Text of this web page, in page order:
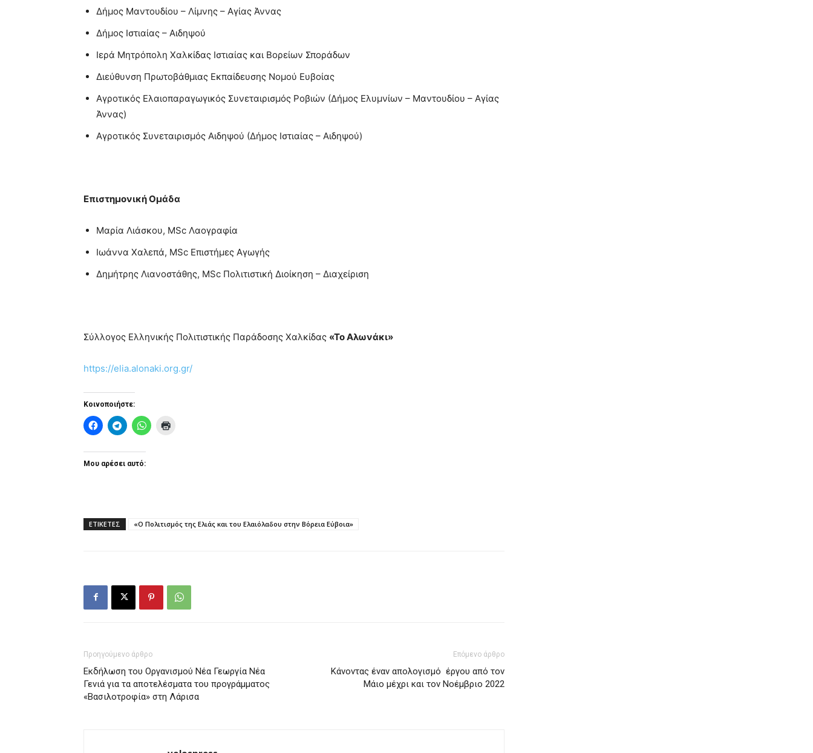
Δήμος Μαντουδίου – Λίμνης – Αγίας Άννας
Δήμος Ιστιαίας – Αιδηψού
Ιερά Μητρόπολη Χαλκίδας Ιστιαίας και Βορείων Σποράδων
Διεύθυνση Πρωτοβάθμιας Εκπαίδευσης Νομού Ευβοίας
Αγροτικός Ελαιοπαραγωγικός Συνεταιρισμός Ροβιών (Δήμος Ελυμνίων – Μαντουδίου – Αγίας
Άννας)
Αγροτικός Συνεταιρισμός Αιδηψού (Δήμος Ιστιαίας – Αιδηψού)
Επιστημονική Ομάδα
Μαρία Λιάσκου, MSc Λαογραφία
Ιωάννα Χαλεπά, MSc Επιστήμες Αγωγής
Δημήτρης Λιανοστάθης, MSc Πολιτιστική Διοίκηση – Διαχείριση
Σύλλογος Ελληνικής Πολιτιστικής Παράδοσης Χαλκίδας «Το Αλωνάκι»
https://elia.alonaki.org.gr/
Κοινοποιήστε:
Μου αρέσει αυτό:
ΕΤΙΚΕΤΕΣ «Ο Πολιτισμός της Ελιάς και του Ελαιόλαδου στην Βόρεια Εύβοια»
Προηγούμενο άρθρο
Εκδήλωση του Οργανισμού Νέα Γεωργία Νέα
Γενιά για τα αποτελέσματα του προγράμματος
«Βασιλοτροφία» στη Λάρισα
Επόμενο άρθρο
Κάνοντας έναν απολογισμό έργου από τον
Μάιο μέχρι και τον Νοέμβριο 2022